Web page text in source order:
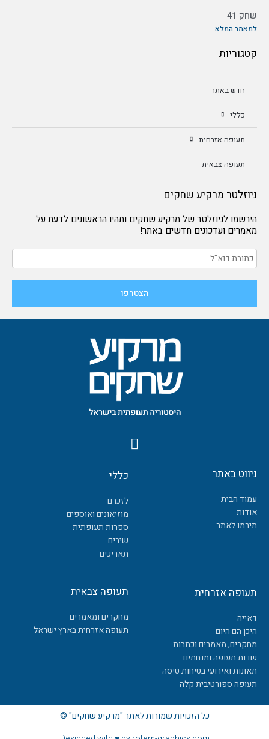
שחק 41
למאמר המלא
קטגוריות
חדש באתר
כללי
תעופה אזרחית
תעופה צבאית
ניוזלטר מרקיע שחקים
הירשמו לניוזלטר של מרקיע שחקים ותהיו הראשונים לדעת על
מאמרים ועדכונים חדשים באתר!
F
a
e
b
o
o
k
ניווט באתר
עמוד הבית
אודות
תירמו לאתר
כללי
לזכרם
מוזיאונים ואוספים
ספרות תעופתית
שירים
תאריכים
תעופה אזרחית
דאייה
היכן הם היום
מחקרים, מאמרים וכתבות
שדות תעופה ומנחתים
תאונות ואירועי בטיחות טיסה
תעופה ספורטיבית קלה
תעופה צבאית
מחקרים ומאמרים
תעופה אזרחית בארץ ישראל
כל הזכויות שמורות לאתר "מרקיע שחקים" ©